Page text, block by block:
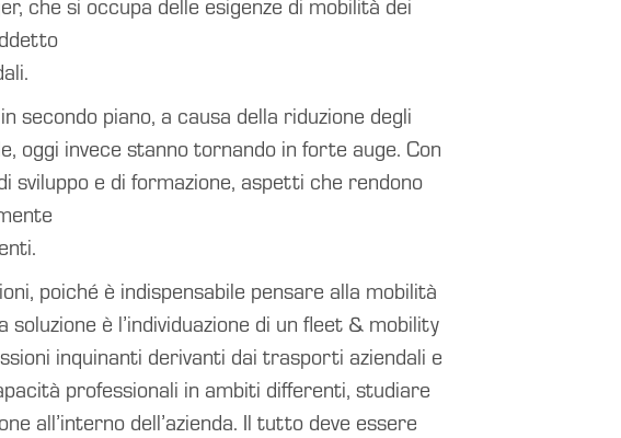
secondo piano, a causa della riduzione degli
oggi invece stanno tornando in forte auge. Con
sviluppo e di formazione, aspetti che rendono
poiché è indispensabile pensare alla mobilità
è l’individuazione di un fleet & mobility
inquinanti derivanti dai trasporti aziendali e
professionali in ambiti differenti, studiare
all’interno dell’azienda. Il tutto deve essere